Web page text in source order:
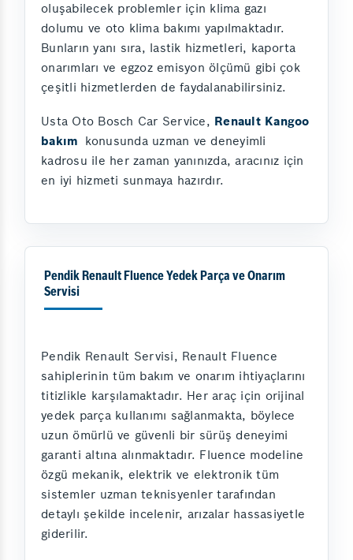
oluşabilecek problemler için klima gazı
dolumu ve oto klima bakımı yapılmaktadır.
Bunların yanı sıra, lastik hizmetleri, kaporta
onarımları ve egzoz emisyon ölçümü gibi çok
çeşitli hizmetlerden de faydalanabilirsiniz.
Usta Oto Bosch Car Service, Renault Kangoo
bakım konusunda uzman ve deneyimli
kadrosu ile her zaman yanınızda, aracınız için
en iyi hizmeti sunmaya hazırdır.
Pendik Renault Fluence Yedek Parça ve Onarım
Servisi
Pendik Renault Servisi, Renault Fluence
sahiplerinin tüm bakım ve onarım ihtiyaçlarını
titizlikle karşılamaktadır. Her araç için orijinal
yedek parça kullanımı sağlanmakta, böylece
uzun ömürlü ve güvenli bir sürüş deneyimi
garanti altına alınmaktadır. Fluence modeline
özgü mekanik, elektrik ve elektronik tüm
sistemler uzman teknisyenler tarafından
detaylı şekilde incelenir, arızalar hassasiyetle
giderilir.